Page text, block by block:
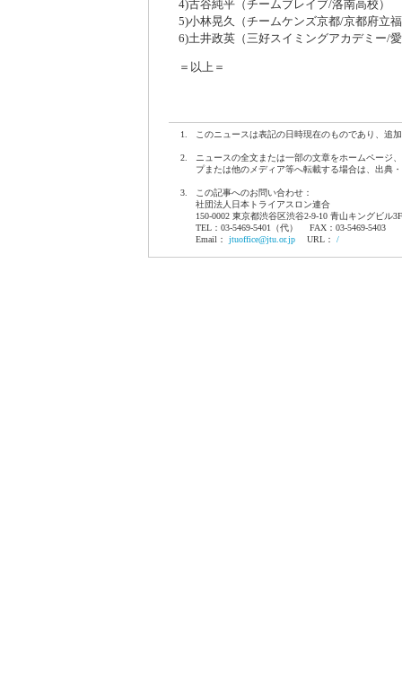
4)古谷純平（チームブレイブ/洛南高校）
5)小林晃久（チームケンズ京都/京都府立
6)土井政英（三好スイミングアカデミー/
＝以上＝
1. このニュースは表記の日時現在のものであり、追
2.
ニュースの全文または一部の文章をホームページ
プまたは他のメディア等へ転載する場合は、出典
3.
この記事へのお問い合わせ：
社団法人日本トライアスロン連合
150-0002 東京都渋谷区渋谷2-9-10 青山キングビル3F
TEL：03-5469-5401（代） FAX：03-5469-5403
Email： jtuoffice@jtu.or.jp URL： /